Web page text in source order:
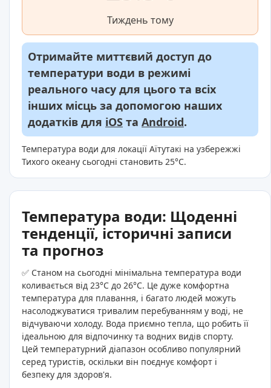
Тиждень тому
Отримайте миттєвий доступ до
температури води в режимі
реального часу для цього та всіх
інших місць за допомогою наших
додатків для iOS та Android.
Температура води для локації Аїтутакі на узбережжі
Тихого океану сьогодні становить 25°C.
Температура води: Щоденні
тенденції, історичні записи
та прогноз
✅ Станом на сьогодні мінімальна температура води
коливається від 23°C до 26°C. Це дуже комфортна
температура для плавання, і багато людей можуть
насолоджуватися тривалим перебуванням у воді, не
відчуваючи холоду. Вода приємно тепла, що робить її
ідеальною для відпочинку та водних видів спорту.
Цей температурний діапазон особливо популярний
серед туристів, оскільки він поєднує комфорт і
безпеку для здоров'я.